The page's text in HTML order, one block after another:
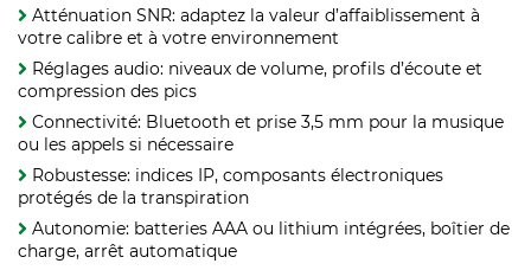
Atténuation SNR: adaptez la valeur d’affaiblissement à
votre calibre et à votre environnement
Réglages audio: niveaux de volume, profils d’écoute et
compression des pics
Connectivité: Bluetooth et prise 3,5 mm pour la musique
ou les appels si nécessaire
Robustesse: indices IP, composants électroniques
protégés de la transpiration
Autonomie: batteries AAA ou lithium intégrées, boîtier de
charge, arrêt automatique